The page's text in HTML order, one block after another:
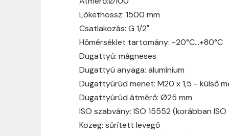
Lökethossz: 1500 mm
Csatlakozás: G 1/2"
Hőmérséklet tartomány: -20°C…+80°C
Dugattyú: mágneses
Dugattyú anyaga: alumínium
Dugattyúrúd menet: M20 x 1,5 - külső
Dugattyúrúd átmérő: Ø25 mm
ISO szabvány: ISO 15552 (korábban ISO
Közeg: sűrített levegő
hosszabb ideig tart, előre
Szállítási díj:
A szállítási díj függ
megtekinthetitek, mielőtt a